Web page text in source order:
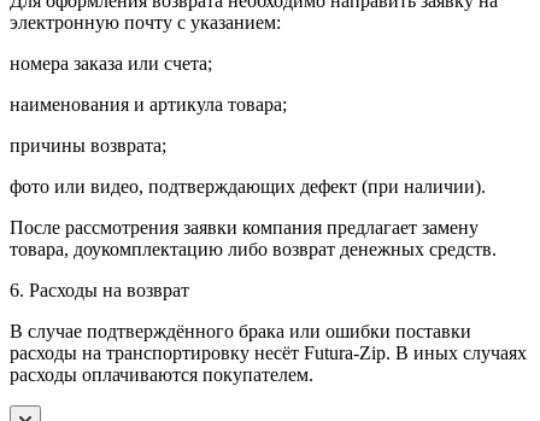
электронную почту с указанием:
номера заказа или счета;
наименования и артикула товара;
причины возврата;
фото или видео, подтверждающих дефект (при наличии).
После рассмотрения заявки компания предлагает замену
товара, доукомплектацию либо возврат денежных средств.
6. Расходы на возврат
В случае подтверждённого брака или ошибки поставки
расходы на транспортировку несёт Futura-Zip. В иных случаях
расходы оплачиваются покупателем.